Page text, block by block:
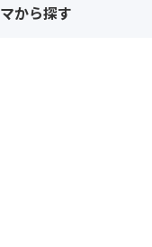
から探す